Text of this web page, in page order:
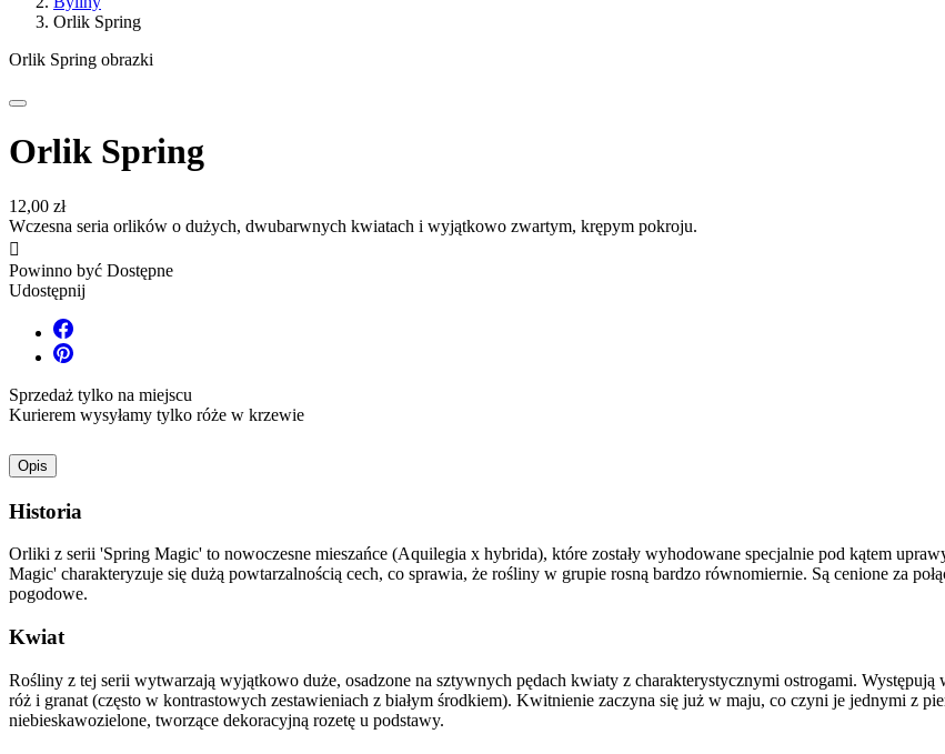
Orlik Spring
Orlik Spring obrazki
Orlik Spring
12,00 zł
Wczesna seria orlików o dużych, dwubarwnych kwiatach i wyjątkowo zwartym, krępym pokroju.

Powinno być Dostępne
Udostępnij
Sprzedaż tylko na miejscu
Kurierem wysyłamy tylko róże w krzewie
Opis
Historia
Orliki z serii 'Spring Magic' to nowoczesne mieszańce (Aquilegia x hybrida), które zostały wyhodowane specjalnie pod kątem
Magic' charakteryzuje się dużą powtarzalnością cech, co sprawia, że rośliny w grupie rosną bardzo równomiernie. Są cenione za
pogodowe.
Kwiat
Rośliny z tej serii wytwarzają wyjątkowo duże, osadzone na sztywnych pędach kwiaty z charakterystycznymi ostrogami. Występują
róż i granat (często w kontrastowych zestawieniach z białym środkiem). Kwitnienie zaczyna się już w maju, co czyni je jednymi z
niebieskawozielone, tworzące dekoracyjną rozetę u podstawy.